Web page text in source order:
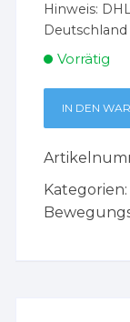
Hinweis:
Deutschland
Vorrätig
IN DEN
Kategorien: